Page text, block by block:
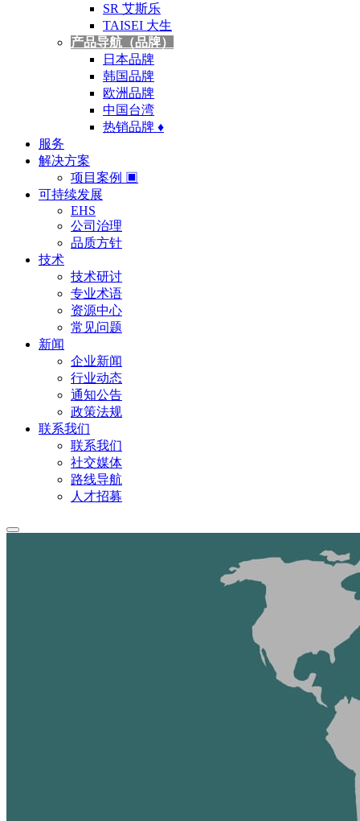
SR 艾斯乐
TAISEI 大生
产品导航（品牌）
日本品牌
韩国品牌
欧洲品牌
中国台湾
热销品牌 ♦
服务
解决方案
项目案例 ▣
可持续发展
EHS
公司治理
品质方针
技术
技术研讨
专业术语
资源中心
常见问题
新闻
企业新闻
行业动态
通知公告
政策法规
联系我们
联系我们
社交媒体
路线导航
人才招募